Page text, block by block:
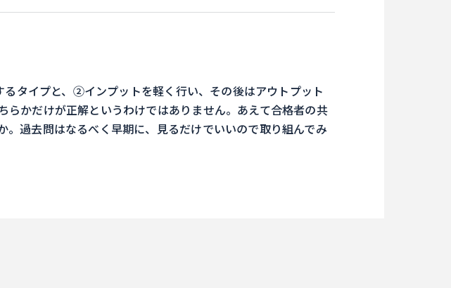
タイプと、②インプットを軽く行い、その後はアウトプット
かだけが正解というわけではありません。あえて合格者の共
過去問はなるべく早期に、見るだけでいいので取り組んでみ